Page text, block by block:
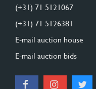
(+31) 71 5121067
(+31) 71 5126381
E-mail auction house
E-mail auction bids